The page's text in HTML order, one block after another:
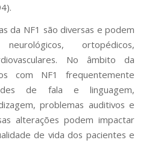
da NF1 são diversas e podem
ortopédicos,
No âmbito da
com NF1 frequentemente
de fala e linguagem,
problemas auditivos e
alterações podem impactar
de vida dos pacientes e